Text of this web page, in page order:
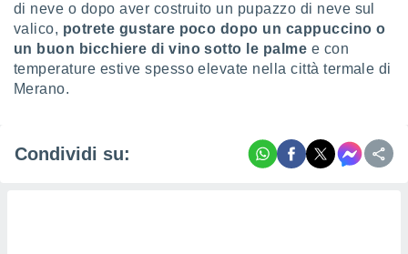
di neve o dopo aver costruito un pupazzo di neve sul
valico, potrete gustare poco dopo un cappuccino o
un buon bicchiere di vino sotto le palme e con
temperature estive spesso elevate nella città termale di
Merano.
Condividi su: